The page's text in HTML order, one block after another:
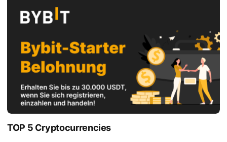
TOP 5 Cryptocurrencies